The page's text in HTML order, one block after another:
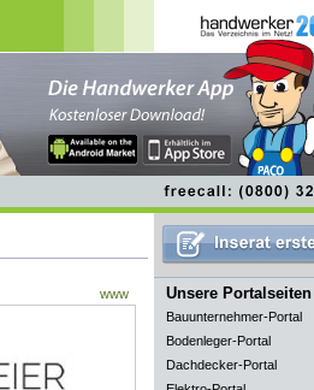
www Unsere Portalseiten
Bauunternehmer-Portal
Bodenleger-Portal
Dachdecker-Portal